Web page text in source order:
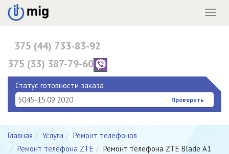
Menu
375 (44) 733-83-92
375 (33) 387-79-60
375 (17) 396-10-82
Статус готовности заказа
Проверить
Главная Услуги
Ремонт телефонов
Ремонт телефона ZTE
Ремонт телефона ZTE Blade A1